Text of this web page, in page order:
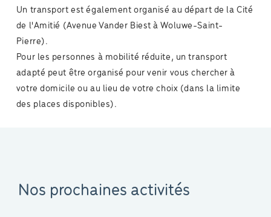
Un transport est également organisé au départ de la Cité
de l'Amitié (Avenue Vander Biest à Woluwe-Saint-
Pierre).
Pour les personnes à mobilité réduite, un transport
adapté peut être organisé pour venir vous chercher à
votre domicile ou au lieu de votre choix (dans la limite
des places disponibles).
Nos prochaines activités